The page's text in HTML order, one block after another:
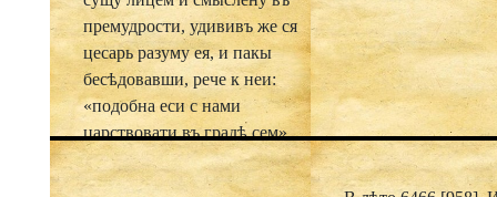
Теги:Адам
персонаж
, Моисей ,
Царь, Авраам,
Константин I
Соломон
, Иерусалим
Император
Македонский,
852, 6360
премудрости, удививъ же ся
цесарь разуму ея, и пакы
бесѣдовавши, рече к неи:
«подобна еси с нами
царствовати въ градѣ сем».
Она же разумѣвши, рече ко
цесарю: «Азъ погана есмь;